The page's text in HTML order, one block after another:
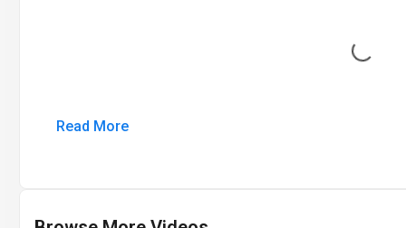
Loading...
Read More